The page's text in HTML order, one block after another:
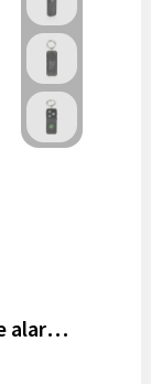
GuardBuddy RCS persoonlijke alarm met USB-C-opladen